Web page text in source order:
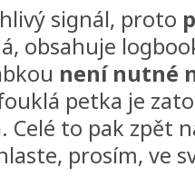
signál, proto
obsahuje
není nutné
petka je
Celé to pak zpět
prosím, ve